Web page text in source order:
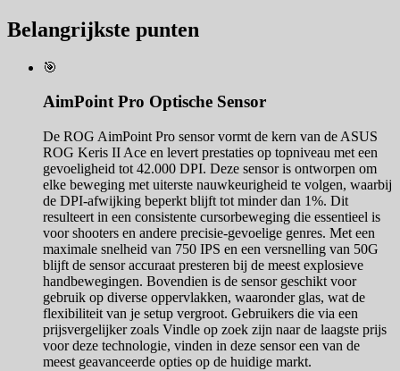
Belangrijkste punten
🎯
AimPoint Pro Optische Sensor
De ROG AimPoint Pro sensor vormt de kern van de ASUS
ROG Keris II Ace en levert prestaties op topniveau met een
gevoeligheid tot 42.000 DPI. Deze sensor is ontworpen om
elke beweging met uiterste nauwkeurigheid te volgen, waarbij
de DPI-afwijking beperkt blijft tot minder dan 1%. Dit
resulteert in een consistente cursorbeweging die essentieel is
voor shooters en andere precisie-gevoelige genres. Met een
maximale snelheid van 750 IPS en een versnelling van 50G
blijft de sensor accuraat presteren bij de meest explosieve
handbewegingen. Bovendien is de sensor geschikt voor
gebruik op diverse oppervlakken, waaronder glas, wat de
flexibiliteit van je setup vergroot. Gebruikers die via een
prijsvergelijker zoals Vindle op zoek zijn naar de laagste prijs
voor deze technologie, vinden in deze sensor een van de
meest geavanceerde opties op de huidige markt.